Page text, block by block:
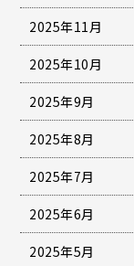
2025年11月
2025年10月
2025年9月
2025年8月
2025年7月
2025年6月
2025年5月